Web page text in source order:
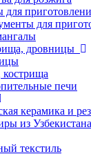
для
для
дровницы
печи
керамика и
из Узбекистана
текстиль